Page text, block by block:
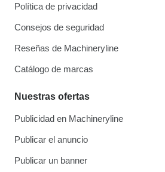
Política de privacidad
Consejos de seguridad
Reseñas de Machineryline
Catálogo de marcas
Nuestras ofertas
Publicidad en Machineryline
Publicar el anuncio
Publicar un banner